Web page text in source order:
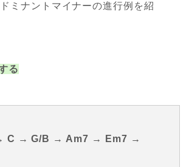
ミナントマイナーの進行例を紹
る
C → G/B → Am7 → Em7 →